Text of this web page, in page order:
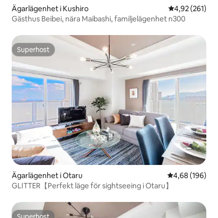
Ägarlägenhet i Kushiro 4,92 av 5 i
4,92 (261)
Gästhus Beibei, nära Maibashi, familjelägenhet n300
Superhost
Superhost
Ägarlägenhet i Otaru 4,68 av 5 i
4,68 (196)
GLITTER【Perfekt läge för sightseeing i Otaru】